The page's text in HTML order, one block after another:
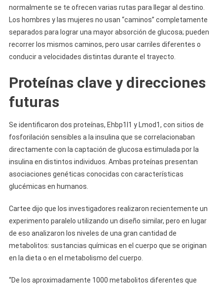
normalmente se te ofrecen varias rutas para llegar al destino.
Los hombres y las mujeres no usan “caminos” completamente
separados para lograr una mayor absorción de glucosa; pueden
recorrer los mismos caminos, pero usar carriles diferentes o
conducir a velocidades distintas durante el trayecto.
Proteínas clave y direcciones
futuras
Se identificaron dos proteínas, Ehbp1l1 y Lmod1, con sitios de
fosforilación sensibles a la insulina que se correlacionaban
directamente con la captación de glucosa estimulada por la
insulina en distintos individuos. Ambas proteínas presentan
asociaciones genéticas conocidas con características
glucémicas en humanos.
Cartee dijo que los investigadores realizaron recientemente un
experimento paralelo utilizando un diseño similar, pero en lugar
de eso analizaron los niveles de una gran cantidad de
metabolitos: sustancias químicas en el cuerpo que se originan
en la dieta o en el metabolismo del cuerpo.
“De los aproximadamente 1000 metabolitos diferentes que